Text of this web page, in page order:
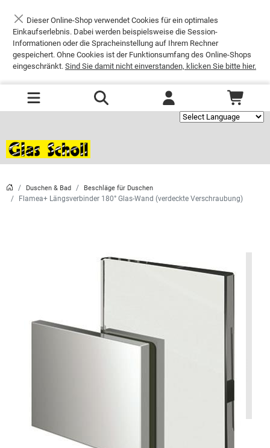
Schließen
Dieser Online-Shop verwendet Cookies für ein optimales
Einkaufserlebnis. Dabei werden beispielsweise die Session-
Informationen oder die Spracheinstellung auf Ihrem Rechner
gespeichert. Ohne Cookies ist der Funktionsumfang des Online-Shops
eingeschränkt. Sind Sie damit nicht einverstanden, klicken Sie bitte hier.
Duschen & Bad Beschläge für Duschen
Flamea+ Längsverbinder 180° Glas-Wand (verdeckte Verschraubung)